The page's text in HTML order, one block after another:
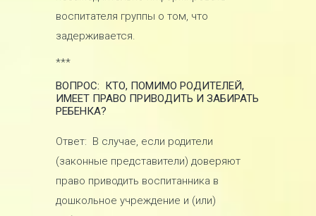
воспитателя группы о том, что
задерживается.
***
ВОПРОС: КТО, ПОМИМО РОДИТЕЛЕЙ,
ИМЕЕТ ПРАВО ПРИВОДИТЬ И ЗАБИРАТЬ
РЕБЕНКА?
Ответ: В случае, если родители
(законные представители) доверяют
право приводить воспитанника в
дошкольное учреждение и (или)